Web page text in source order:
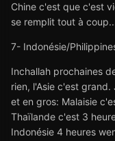
Chine c'est que c'est
se remplit tout à
7- Indonésie/
Inchallah prochaines
rien, l'Asie c'est
et en gros: Malaisie
Thaïlande c'est 3
Indonésie 4 heures